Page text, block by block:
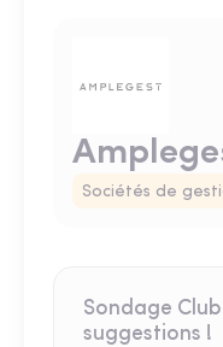
Sociétés de
Sondage
suggestions !